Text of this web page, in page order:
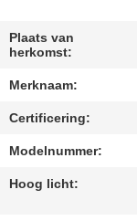
ONS
VERZOEK
OM
EEN
CITAAT
Plaats van
herkomst:
Merknaam:
Certificering:
Modelnummer:
Hoog licht: